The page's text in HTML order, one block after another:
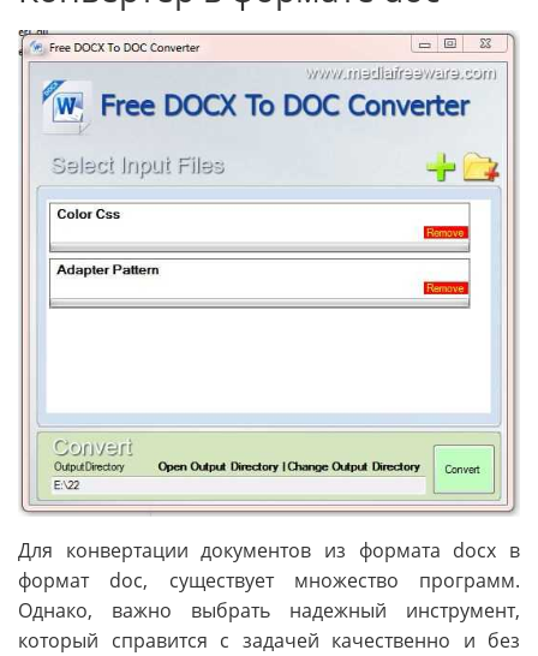
Для конвертации документов из формата docx в
формат doc, существует множество программ.
Однако, важно выбрать надежный инструмент,
который справится с задачей качественно и без